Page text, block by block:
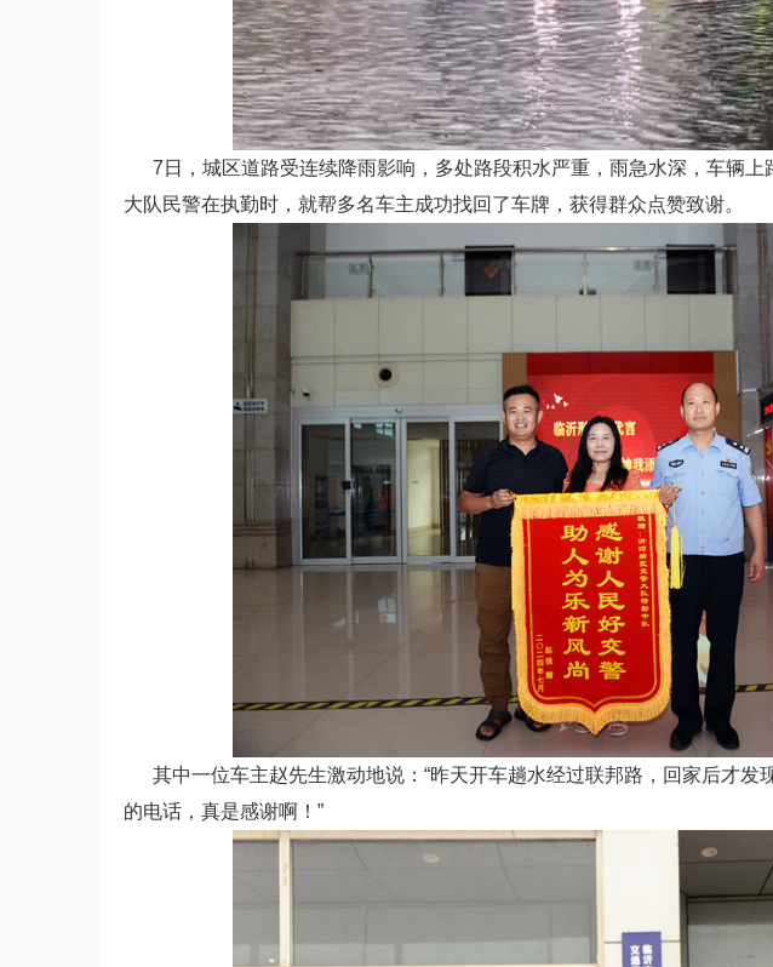
7日，城区道路受连续降雨影响，多处路段积水严重，雨急水深，车辆上
大队民警在执勤时，就帮多名车主成功找回了车牌，获得群众点赞致谢。
其中一位车主赵先生激动地说：“昨天开车趟水经过联邦路，回家后才发
的电话，真是感谢啊！”